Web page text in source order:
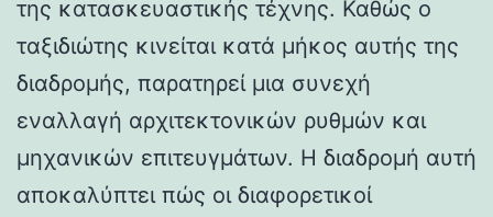
της κατασκευαστικής τέχνης. Καθώς ο
ταξιδιώτης κινείται κατά μήκος αυτής της
διαδρομής, παρατηρεί μια συνεχή
εναλλαγή αρχιτεκτονικών ρυθμών και
μηχανικών επιτευγμάτων. Η διαδρομή αυτή
αποκαλύπτει πώς οι διαφορετικοί